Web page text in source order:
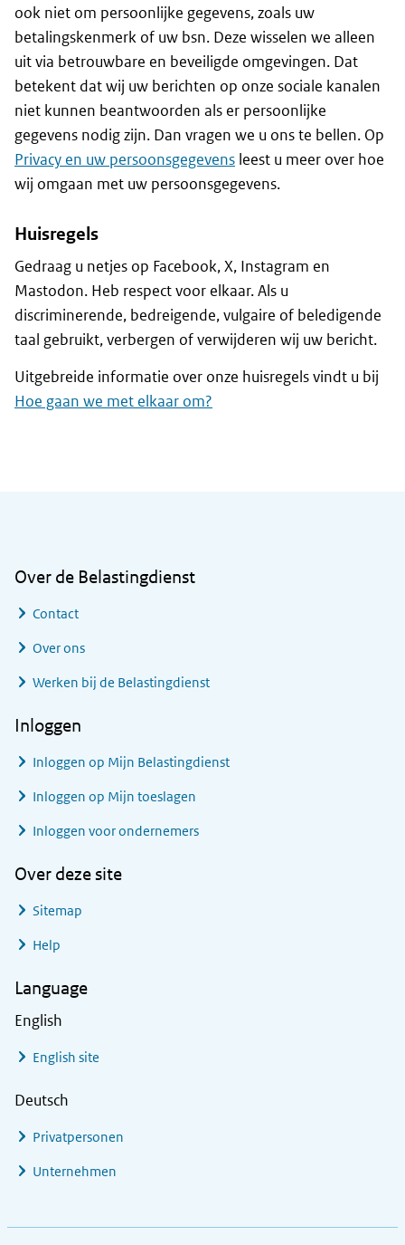
ook niet om persoonlijke gegevens, zoals uw
betalingskenmerk of uw bsn. Deze wisselen we alleen
uit via betrouwbare en beveiligde omgevingen. Dat
betekent dat wij uw berichten op onze sociale kanalen
niet kunnen beantwoorden als er persoonlijke
gegevens nodig zijn. Dan vragen we u ons te bellen. Op
Privacy en uw persoonsgegevens leest u meer over hoe
wij omgaan met uw persoonsgegevens.
Huisregels
Gedraag u netjes op Facebook, X, Instagram en
Mastodon. Heb respect voor elkaar. Als u
discriminerende, bedreigende, vulgaire of beledigende
taal gebruikt, verbergen of verwijderen wij uw bericht.
Uitgebreide informatie over onze huisregels vindt u bij
Hoe gaan we met elkaar om?
Over de Belastingdienst
Contact
Over ons
Werken bij de Belastingdienst
Inloggen
Inloggen op Mijn Belastingdienst
Inloggen op Mijn toeslagen
Inloggen voor ondernemers
Over deze site
Sitemap
Help
Language
English
English site
Deutsch
Privatpersonen
Unternehmen